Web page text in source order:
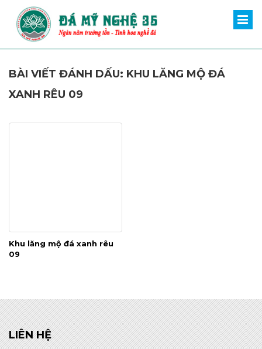
BÀI VIẾT ĐÁNH DẤU: KHU LĂNG MỘ ĐÁ
XANH RÊU 09
Khu lăng mộ đá xanh rêu
09
LIÊN HỆ